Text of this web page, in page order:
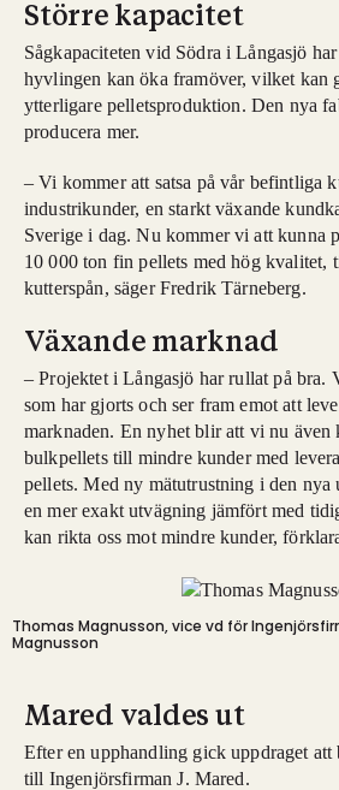
Större kapacitet
Sågkapaciteten vid Södra i Långasjö
hyvlingen kan öka framöver, vilket kan
ytterligare pelletsproduktion. Den nya
producera mer.
– Vi kommer att satsa på vår befintliga
industrikunder, en starkt växande
Sverige i dag. Nu kommer vi att kunna
10 000 ton fin pellets med hög kvalitet,
kutterspån, säger Fredrik Tärneberg.
Växande marknad
– Projektet i Långasjö har rullat på bra.
som har gjorts och ser fram emot att
marknaden. En nyhet blir att vi nu även
bulkpellets till mindre kunder med
pellets. Med ny mätutrustning i den nya
en mer exakt utvägning jämfört med
kan rikta oss mot mindre kunder,
Thomas Magnusson, vice vd för
Magnusson
Mared valdes ut
Efter en upphandling gick uppdraget att
till Ingenjörsfirman J. Mared.